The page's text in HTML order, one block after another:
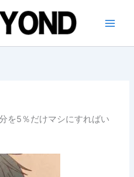
を5％だけマシにすればい